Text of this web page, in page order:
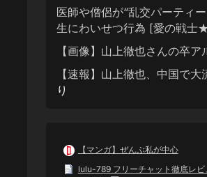
医師や僧侶が“乱交パーティ
生にわいせつ行為 [愛の戦士
【画像】山上徹也さんの卒
【速報】山上徹也、中国で大
り
【マンガ】ぜんぶ私が中心
lulu-789 フリーチャット徹底レビ